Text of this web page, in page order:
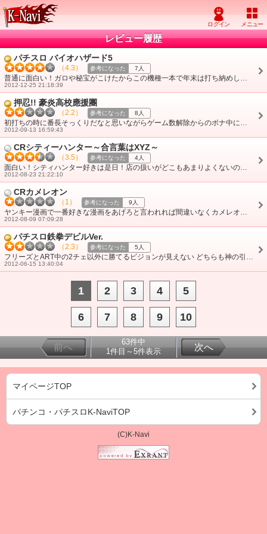
レビュー履歴
パチスロ バイオハザード5
（4.3） 参考になった 7人
普通に面白い！ガロや秘宝がこけたからこの機種一本で年末は打ち納めしたいです
2012-12-25 21:18:39
押忍!! 豪炎高校應援團
（2.2） 参考になった 8人
初打ちの時に番長そっくりだなと思いながらゲーム数解除からのボナ中に赤7揃えてドヤタバコしながら消化してたらただのボナ1G連で顔真っ赤になりました。どうやったらA・・・
2012-09-13 16:59:43
CRシティーハンター～合言葉はXYZ～
（3.5） 参考になった 4人
面白い！シティハンター好きは是日！店の扱いがどこもあまりよくないのが残念です。ガロとかタロウとかつまんないのがメイン機種で残念。
2012-08-23 21:22:10
CRカメレオン
（1） 参考になった 9人
ヤンキー漫画で一番好きな漫画をあげろと言われれば間違いなくカメレオンをあげる自分には苦痛な台でしかなかったです。
2012-08-09 07:09:28
パチスロ鉄拳デビルVer.
（2.3） 参考になった 5人
フリーズとART中の2チェ以外に勝てるビジョンが見えない どちらも神の引きを要求されるから自分には無理です
2012-06-15 13:40:04
1 2 3 4 5
6 7 8 9 10
前へ
63件中
1件目～5件表示
次へ
マイページTOP
パチンコ・パチスロK-NaviTOP
(C)K-Navi